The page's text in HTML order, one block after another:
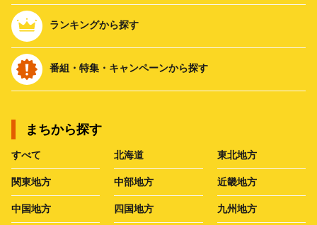
ランキングから探す
番組・特集・キャンペーンから探す
まちから探す
すべて 北海道 東北地方
関東地方 中部地方 近畿地方
中国地方 四国地方 九州地方